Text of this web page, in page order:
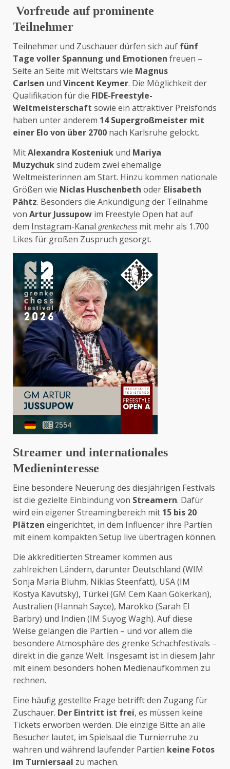
Vorfreude auf prominente
Teilnehmer
Teilnehmer und Zuschauer dürfen sich auf fünf
Tage voller Spannung und Emotionen freuen –
Seite an Seite mit Weltstars wie Magnus
Carlsen und Vincent Keymer. Die Möglichkeit der
Qualifikation für die FIDE-Freestyle-
Weltmeisterschaft sowie ein attraktiver Preisfonds
haben unter anderem 14 Supergroßmeister mit
einer Elo von über 2700 nach Karlsruhe gelockt.
MitAlexandra Kosteniuk und Mariya
Muzychuksind zudem zwei ehemalige
Weltmeisterinnen am Start. Hinzu kommen nationale
Größen wie Niclas Huschenbeth oder Elisabeth
Pähtz. Besonders die Ankündigung der Teilnahme
von Artur Jussupow im Freestyle Open hat auf
dem Instagram-Kanal grenkechess mit mehr als 1.700
Likes für großen Zuspruch gesorgt.
Streamer und internationales
Medieninteresse
Eine besondere Neuerung des diesjährigen Festivals
ist die gezielte Einbindung von Streamern. Dafür
wird ein eigener Streamingbereich mit 15 bis 20
Plätzen eingerichtet, in dem Influencer ihre Partien
mit einem kompakten Setup live übertragen können.
Die akkreditierten Streamer kommen aus
zahlreichen Ländern, darunter Deutschland (WIM
Sonja Maria Bluhm, Niklas Steenfatt), USA (IM
Kostya Kavutsky), Türkei (GM Cem Kaan Gökerkan),
Australien (Hannah Sayce), Marokko (Sarah El
Barbry) und Indien (IM Suyog Wagh). Auf diese
Weise gelangen die Partien – und vor allem die
besondere Atmosphäre des grenke Schachfestivals –
direkt in die ganze Welt. Insgesamt ist in diesem Jahr
mit einem besonders hohen Medienaufkommen zu
rechnen.
Eine häufig gestellte Frage betrifft den Zugang für
Zuschauer. Der Eintritt ist frei, es müssen keine
Tickets erworben werden. Die einzige Bitte an alle
Besucher lautet, im Spielsaal die Turnierruhe zu
wahren und während laufender Partien keine Fotos
im Turniersaal zu machen.